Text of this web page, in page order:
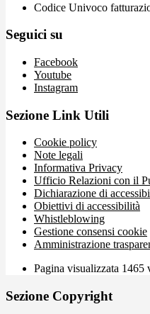
Codice Univoco
Seguici su
Facebook
Youtube
Instagram
Sezione Link Utili
Cookie policy
Note legali
Informativa Privacy
Ufficio Relazioni con il
Dichiarazione di
Obiettivi di accessibilità
Whistleblowing
Gestione consensi cookie
Amministrazione
Pagina visualizzata 1465
Sezione Copyright